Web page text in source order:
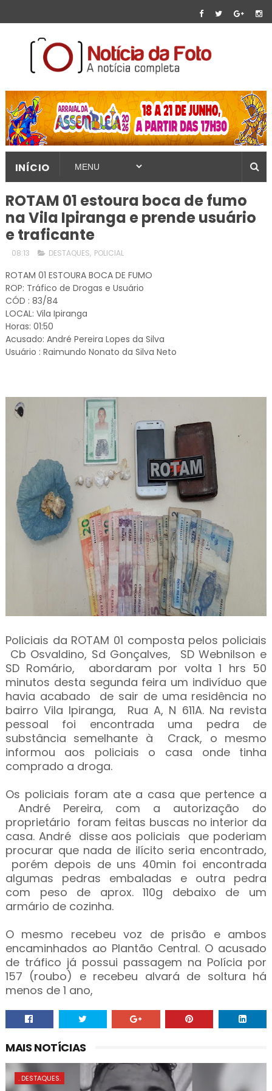
INÍCIO
ROTAM 01 estoura boca de fumo
na Vila Ipiranga e prende usuário
e traficante
08:13 DESTAQUES, POLICIAL
ROTAM 01 ESTOURA BOCA DE FUMO
ROP: Tráfico de Drogas e Usuário
CÓD : 83/84
LOCAL: Vila Ipiranga
Horas: 01:50
Acusado: André Pereira Lopes da Silva
Usuário : Raimundo Nonato da Silva Neto
Policiais da ROTAM 01 composta pelos policiais
Cb Osvaldino, Sd Gonçalves, SD Webnilson e
SD Romário, abordaram por volta 1 hrs 50
minutos desta segunda feira um indivíduo que
havia acabado de sair de uma residência no
bairro Vila Ipiranga, Rua A, N 611A. Na revista
pessoal foi encontrada uma pedra de
substância semelhante à Crack, o mesmo
informou aos policiais o casa onde tinha
comprado a droga.
Os policiais foram ate a casa que pertence a
André Pereira, com a autorização do
proprietário foram feitas buscas no interior da
casa. André disse aos policiais que poderiam
procurar que nada de ilícito seria encontrado,
porém depois de uns 40min foi encontrada
algumas pedras embaladas e outra pedra
com peso de aprox. 110g debaixo de um
armário de cozinha.
O mesmo recebeu voz de prisão e ambos
encaminhados ao Plantão Central. O acusado
de tráfico já possui passagem na Polícia por
157 (roubo) e recebeu alvará de soltura há
menos de 1 ano,
MAIS NOTÍCIAS
. DESTAQUES.